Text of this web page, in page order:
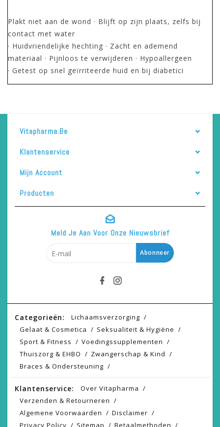
Plakt niet aan de wond · Blijft op zijn plaats, zelfs bij
contact met water
· Huidvriendelijke hechting · Zacht en ademend
materiaal · Pijnloos te verwijderen · Hypoallergeen
· Getest op snel geïrriteerde huid en bij diabetici
Vitapharma.be
Klantenservice
Mijn Account
Producten
Meld Je Aan Voor Onze Nieuwsbrief
Abonneer
Categorieën:
Lichaamsverzorging
Gelaat & Cosmetica
Seksualiteit & Hygiëne
Sport & Fitness
Voedingssupplementen
Thuiszorg & EHBO
Zwangerschap & Kind
Braces & Ondersteuning
Klantenservice:
Over Vitapharma
Verzenden & Retourneren
Algemene Voorwaarden
Disclaimer
Privacy Policy
Sitemap Betaalmethoden